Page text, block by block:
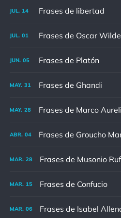
JUL. 14 Frases de libertad
JUL. 01 Frases de Oscar Wilde
JUN. 05 Frases de Platón
MAY. 31 Frases de Ghandi
MAY. 28 Frases de Marco
ABR. 04 Frases de Groucho
MAR. 28 Frases de Musonio
MAR. 15 Frases de Confucio
MAR. 06 Frases de Isabel